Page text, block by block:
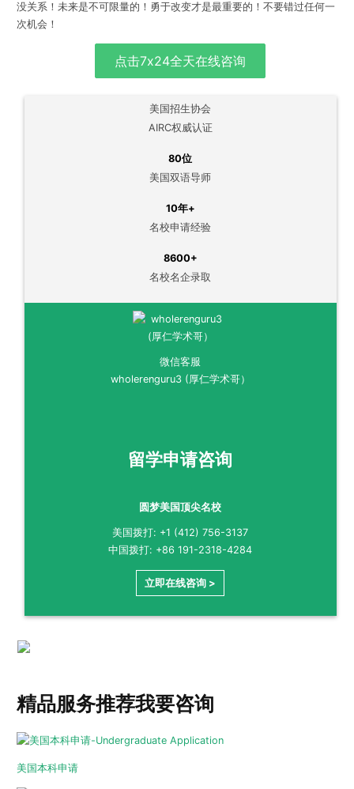
没关系！ 未来是不可限量的！勇于改变才是最重要的！ 不要错过任何一
次机会！
点击7x24全天在线咨询
美国招生协会
AIRC权威认证
80位
美国双语导师
10年+
名校申请经验
8600+
名校名企录取
微信客服
wholerenguru3 (厚仁学术哥）
留学申请咨询
圆梦美国顶尖名校
美国拨打: +1 (412) 756-3137
中国拨打: +86 191-2318-4284
立即在线咨询 >
精品服务推荐我要咨询
美国本科申请